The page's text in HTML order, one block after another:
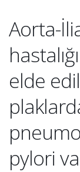
Aorta-
elde
pylori